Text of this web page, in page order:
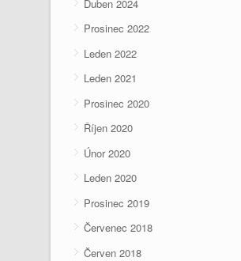
Duben 2024
Prosinec 2022
Leden 2022
Leden 2021
Prosinec 2020
Říjen 2020
Únor 2020
Leden 2020
Prosinec 2019
Červenec 2018
Červen 2018